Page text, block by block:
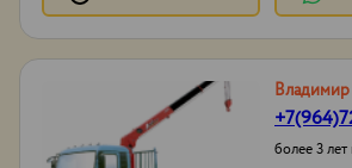
Владимир
более 3 лет